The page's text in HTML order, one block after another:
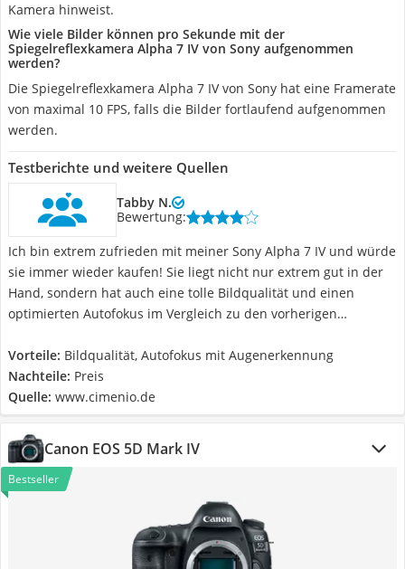
Kamera hinweist.
Wie viele Bilder können pro Sekunde mit der
Spiegelreflexkamera Alpha 7 IV von Sony aufgenommen
werden?
Die Spiegelreflexkamera Alpha 7 IV von Sony hat eine Framerate
von maximal 10 FPS, falls die Bilder fortlaufend aufgenommen
werden.
Testberichte und weitere Quellen
Tabby N.
Bewertung:
Ich bin extrem zufrieden mit meiner Sony Alpha 7 IV und würde
sie immer wieder kaufen! Sie liegt nicht nur extrem gut in der
Hand, sondern hat auch eine tolle Bildqualität und einen
optimierten Autofokus im Vergleich zu den vorherigen
Einstiegskamera, aber definitiv das Geld wert!
Vorteile: Bildqualität, Autofokus mit Augenerkennung
Nachteile: Preis
Quelle: www.cimenio.de
Canon EOS 5D Mark IV
Bestseller